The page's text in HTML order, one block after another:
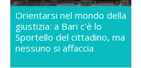
Orientarsi nel mondo della
giustizia: a Bari c'è lo
Sportello del cittadino, ma
nessuno si affaccia